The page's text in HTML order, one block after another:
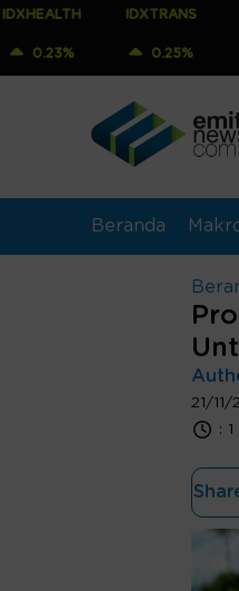
IDXTRANS
0.25%
IDXENERGY
0.93%
Beranda
21/
: